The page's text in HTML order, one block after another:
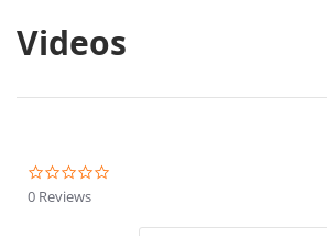
Videos
0 Reviews